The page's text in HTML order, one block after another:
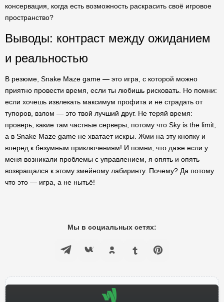
консервация, когда есть возможность раскрасить своё игровое
пространство?
Выводы: контраст между ожиданием
и реальностью
В резюме, Snake Maze game — это игра, с которой можно
приятно провести время, если ты любишь рисковать. Но помни:
если хочешь извлекать максимум профита и не страдать от
тупоров, взлом — это твой лучший друг. Не теряй время:
проверь, какие там частные серверы, потому что Sky is the limit,
а в Snake Maze game не хватает искры. Жми на эту кнопку и
вперед к безумным приключениям! И помни, что даже если у
меня возникали проблемы с управлением, я опять и опять
возвращался к этому змейному лабиринту. Почему? Да потому
что это — игра, а не нытьё!
Мы в социальных сетях: